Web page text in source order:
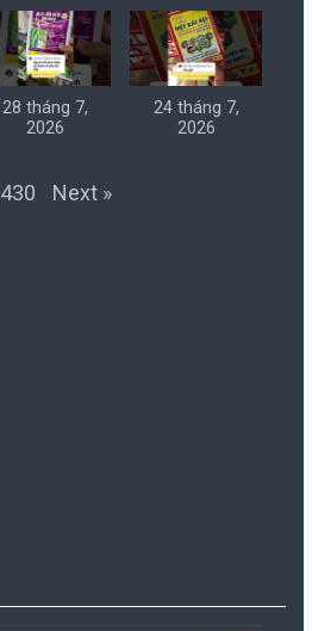
28 tháng 7,
2026
24 tháng 7,
2026
430 Next »